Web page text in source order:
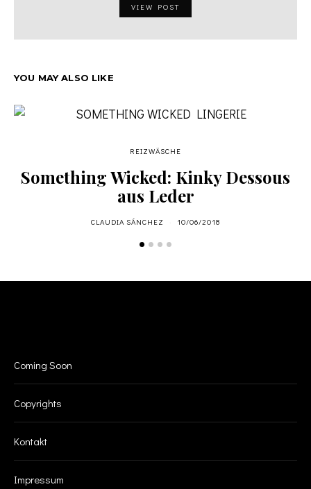
VIEW POST
YOU MAY ALSO LIKE
REIZWÄSCHE
Something Wicked: Kinky Dessous
aus Leder
CLAUDIA SÁNCHEZ 10/06/2018
Coming Soon
Copyrights
Kontakt
Impressum